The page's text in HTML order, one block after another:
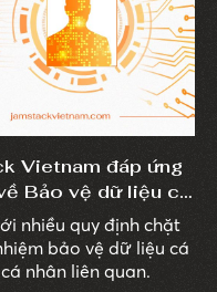
Vietnam đáp ứng
Bảo vệ dữ liệu cá
nhiều quy định chặt
bảo vệ dữ liệu cá
nhân liên quan.